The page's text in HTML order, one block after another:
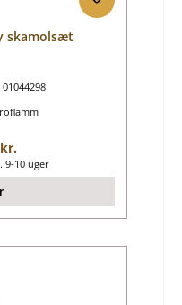
skamolsæt
01044298
pris:
9-10 uger